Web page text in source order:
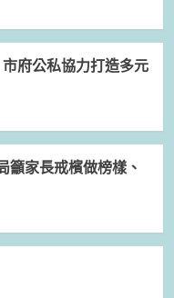
府公私協力打造多元
家長戒檳做榜樣、